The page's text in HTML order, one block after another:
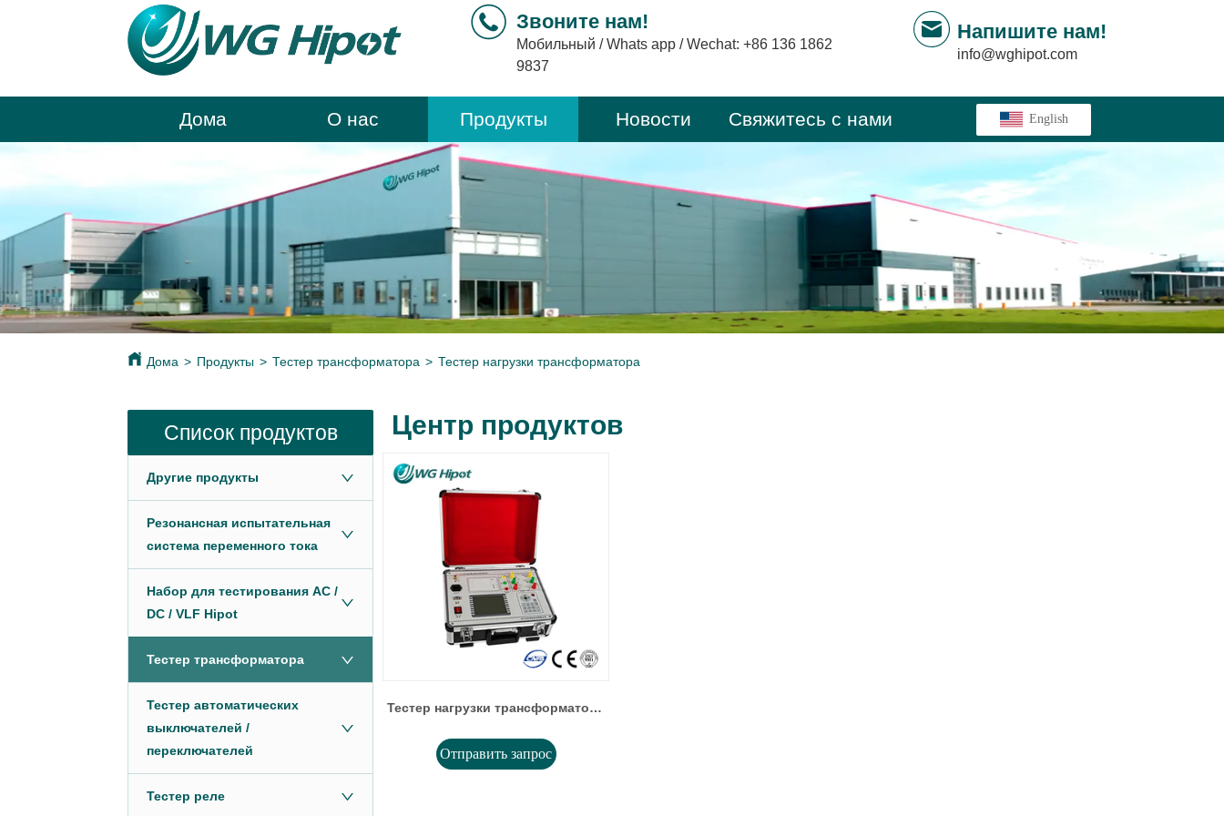
Звоните нам!
Мобильный / Whats app / Wechat: +86 136 1862
9837
Напишите нам!
info@wghipot.com
Дома О нас Продукты Новости Свяжитесь с нами ㅤ English
Дома > Продукты > Тестер трансформатора > Тестер нагрузки трансформатора
Список продуктов
Другие продукты
Резонансная испытательная
система переменного тока
Набор для тестирования AC /
DC / VLF Hipot
Тестер трансформатора
Тестер автоматических
выключателей /
переключателей
Тестер реле
Центр продуктов
Тестер нагрузки трансформатора
WXBR-V
Отправить запрос